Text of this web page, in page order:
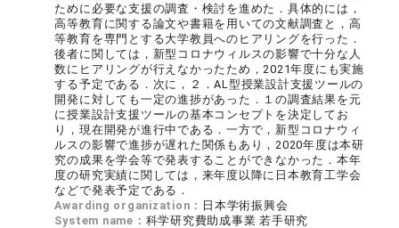
ために必要な支援の調査・検討を進めた．具体的には，
高等教育に関する論文や書籍を用いての文献調査と，高
等教育を専門とする大学教員へのヒアリングを行った．
後者に関しては，新型コロナウィルスの影響で十分な人
数にヒアリングが行えなかったため，2021年度にも実施
する予定である．次に，２．AL型授業設計支援ツールの
開発に対しても一定の進捗があった．１の調査結果を元
に授業設計支援ツールの基本コンセプトを決定してお
り，現在開発が進行中である．一方で，新型コロナウィ
ルスの影響で進捗が遅れた関係もあり，2020年度は本研
究の成果を学会等で発表することができなかった．本年
度の研究実績に関しては，来年度以降に日本教育工学会
などで発表予定である．
Awarding organization： 日本学術振興会
System name： 科学研究費助成事業 若手研究